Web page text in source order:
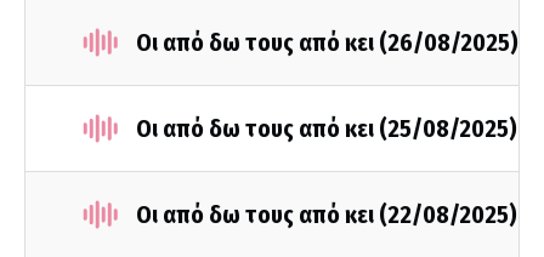
Οι από δω τους από κει (26/08/2025)
Οι από δω τους από κει (25/08/2025)
Οι από δω τους από κει (22/08/2025)